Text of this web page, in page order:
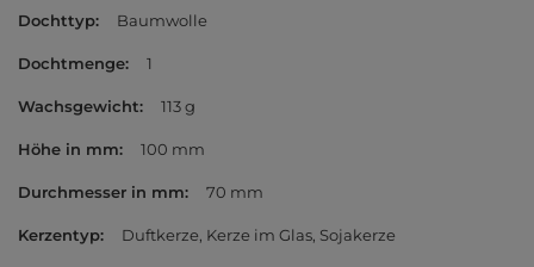
Dochttyp Baumwolle
Dochtmenge 1
Wachsgewicht 113 g
Höhe in mm 100 mm
Durchmesser in mm 70 mm
Kerzentyp Duftkerze Kerze im Glas Sojakerze